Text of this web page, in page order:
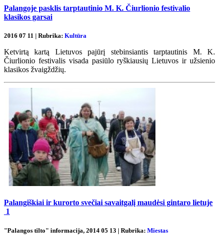
Palangoje pasklis tarptautinio M. K. Čiurlionio festivalio
klasikos garsai
2016 07 11 | Rubrika: Kultūra
Ketvirtą kartą Lietuvos pajūrį stebinsiantis tarptautinis M. K.
Čiurlionio festivalis visada pasiūlo ryškiausių Lietuvos ir užsienio
klasikos žvaigždžių.
Palangiškiai ir kurorto svečiai savaitgalį maudėsi gintaro lietuje
1
"Palangos tilto" informacija, 2014 05 13 | Rubrika: Miestas